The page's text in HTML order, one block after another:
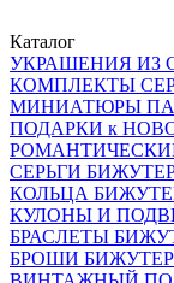
Каталог
УКРАШЕНИЯ ИЗ
КОМПЛЕКТЫ
МИНИАТЮРЫ
ПОДАРКИ к
СЕРЬГИ
КОЛЬЦА
КУЛОНЫ И
БРАСЛЕТЫ
БРОШИ